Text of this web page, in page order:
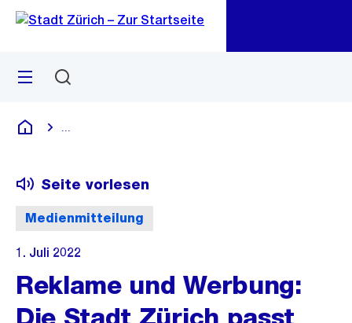
Navigation
Sprunglink
Menü
Deutsch
Medienmitteilung
Seite vorlesen
1. Juli 2022
Reklame und Werbung:
Die Stadt Zürich passt